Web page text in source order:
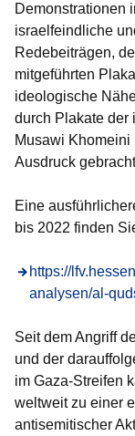
Demonstrationen
israelfeindliche
Redebeiträgen,
mitgeführten
ideologische
durch Plakate der
Musawi
Ausdruck
Eine
bis 2022 finden
https://
analysen/al-
Seit dem Angriff
und der
im Gaza-Streifen
weltweit zu einer
antisemitischer